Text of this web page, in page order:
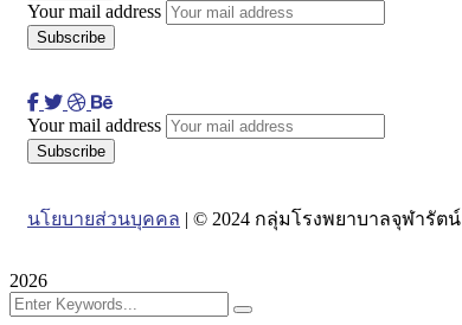
Your mail address
Your mail address
นโยบายส่วนบุคคล | © 2024 กลุ่มโรงพยาบาลจุฬารัตน์
2026